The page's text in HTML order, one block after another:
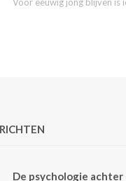
De psychologie achter